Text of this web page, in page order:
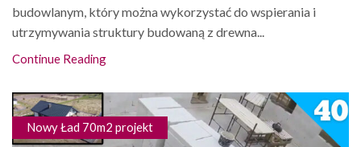
budowlanym, który można wykorzystać do wspierania i
utrzymywania struktury budowaną z drewna...
Continue Reading
Nowy Ład 70m2 projekt